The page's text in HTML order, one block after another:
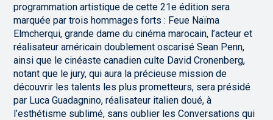
programmation artistique de cette 21e édition sera
marquée par trois hommages forts : Feue Naïma
Elmcherqui, grande dame du cinéma marocain, l’acteur et
réalisateur américain doublement oscarisé Sean Penn,
ainsi que le cinéaste canadien culte David Cronenberg,
notant que le jury, qui aura la précieuse mission de
découvrir les talents les plus prometteurs, sera présidé
par Luca Guadagnino, réalisateur italien doué, à
l’esthétisme sublimé, sans oublier les Conversations qui